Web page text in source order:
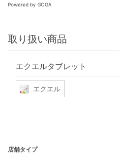
Powered by GOGA
取り扱い商品
エクエルタブレット
エクエル
店舗タイプ